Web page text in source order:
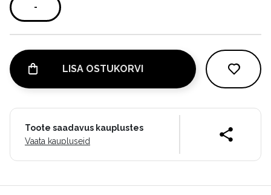
-
LISA OSTUKORVI
Toote saadavus kauplustes
Vaata kaupluseid